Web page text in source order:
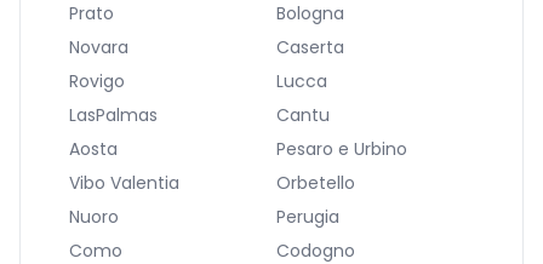
Prato
Bologna
Novara
Caserta
Rovigo
Lucca
LasPalmas
Cantu
Aosta
Pesaro e Urbino
Vibo Valentia
Orbetello
Nuoro
Perugia
Como
Codogno